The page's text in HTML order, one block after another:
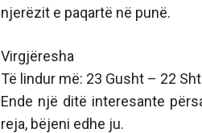
njerëzit e paqartë në punë.
Virgjëresha
Të lindur më: 23 Gusht – 22
Ende një ditë interesante
reja, bëjeni edhe ju.